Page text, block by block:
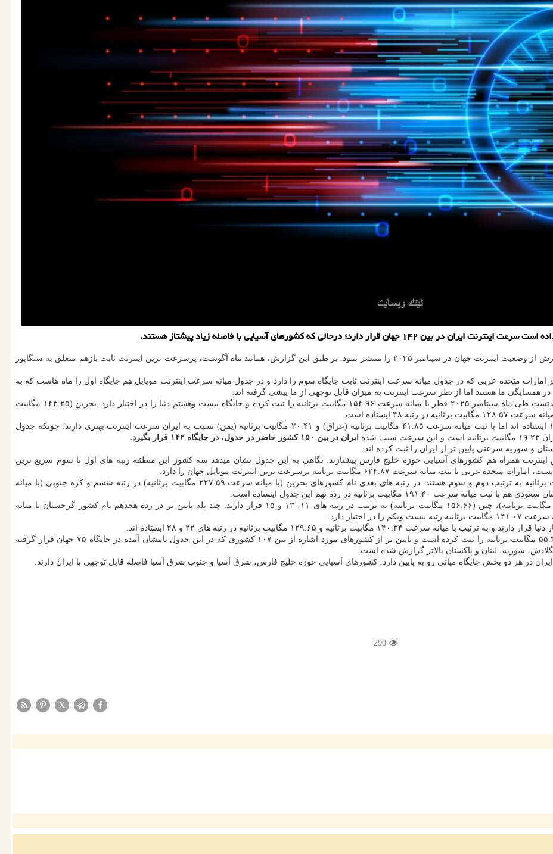
به گزارش لینک وبسایت به نقل از خبر آنلاین، اسپیدتست آخرین گزارش از وضعیت اینترنت جهان در سپتامبر ۲۰۲۵ را منتشر نمود. بر طبق این گزارش، همانند ماه آگوست، پرسرعت ترین اینترنت ثابت بازهم متعلق به سنگاپور
امارات متحده عربی که در جدول میانه سرعت اینترنت ثابت جایگاه سوم را دارد و در جدول میانه سرعت اینترنت موبایل هم جایگاه اول را ماه هاست که به
همسایگی ما هستند اما از نظر سرعت اینترنت به میزان قابل توجهی از ما پیشی گرفته اند.
بعنوان مثال، نگاهی به جدول میانه سرعت اینترنت ثابت دنیا در اسپیدتست طی ماه سپتامبر ۲۰۲۵ قطر با میانه سرعت ۱۵۴.۹۶ مگابیت برثانیه را ثبت کرده و جایگاه بیست وهشتم دنیا را در اختیار دارد. بحرین (۱۴۳.۲۵ مگابیت
سایر همسایگان مثل عراق و یمن هم هرچند در رتبه های ۱۱۶ و ۱۳۷ ایستاده اند اما با ثبت میانه سرعت ۴۱.۸۵ مگابیت برثانیه (عراق) و ۲۰.۴۱ مگابیت برثانیه (یمن) نسبت به ایران سرعت اینترنت بهتری دارند؛ چونکه جدول
شده
ایران در بین ۱۵۰ کشور حاضر در جدول، در جایگاه ۱۴۲ قرار بگیرد.
و سوریه سرعتی پایین تر از ایران را ثبت کرده اند.
همراه هم کشورهای آسیایی حوزه خلیج فارس پیشتازند. نگاهی به این جدول نشان میدهد سه کشور این منطقه رتبه های اول تا سوم سریع ترین
سرعت ۶۲۴.۸۷ مگابیت برثانیه پرسرعت ترین اینترنت موبایل جهان را دارد.
بعد از آن، قطر با ۵۰۸.۴۹ مگابیت برثانیه و کویت با ۴۱۱.۷۵ مگابیت برثانیه به ترتیب دوم و سوم هستند. در رتبه های بعدی نام کشورهای بحرین (با میانه سرعت ۲۲۷.۵۹ مگابیت برثانیه) در رتبه ششم و کره جنوبی (با میانه
کشورهایی مانند سنگاپور (۱۷۳.۱۷ مگابیت برثانیه)، ویتنام (۱۵۹.۵۷ مگابیت برثانیه)، چین (۱۵۶.۶۶ مگابیت برثانیه) به ترتیب در رتبه های ۱۱، ۱۳ و ۱۵ قرار دارند. چند پله پایین تر در رده هجدهم نام کشور گرجستان با میانه
همه این ها در صورتی است که ایران در این جدول میانه سرعت ۵۵.۳۰ مگابیت برثانیه را ثبت کرده است و پایین تر از کشورهای مورد اشاره از بین ۱۰۷ کشوری که در این جدول نامشان آمده در جایگاه ۷۵ جهان قرار گرفته
سوریه، لبنان و پاکستان بالاتر گزارش شده است.
در هر دو بخش جایگاه میانی رو به پایین دارد. کشورهای آسیایی حوزه خلیج فارس، شرق آسیا و جنوب شرق آسیا فاصله قابل توجهی با ایران دارند.
290
X